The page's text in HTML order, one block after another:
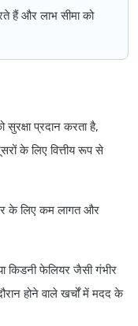
हैं और लाभ सीमा को
प्रदान करता है,
के लिए वित्तीय रूप से
के लिए कम लागत और
फेलियर जैसी गंभीर
होने वाले खर्चों में मदद के